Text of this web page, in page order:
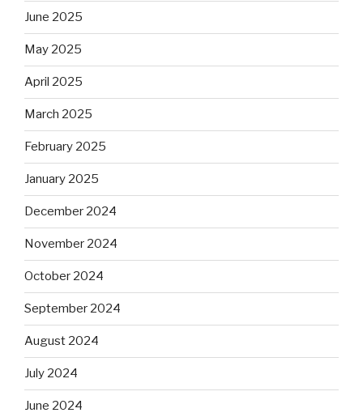
June 2025
May 2025
April 2025
March 2025
February 2025
January 2025
December 2024
November 2024
October 2024
September 2024
August 2024
July 2024
June 2024